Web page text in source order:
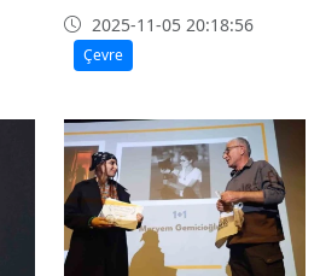
2025-11-05 20:18:56
Çevre